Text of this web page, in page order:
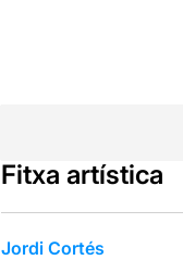
Fitxa artística
Jordi Cortés